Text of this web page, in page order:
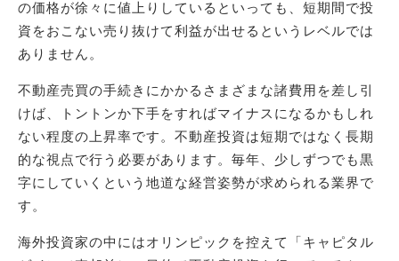
の価格が徐々に値上りしているといっても、短期間で投
資をおこない売り抜けて利益が出せるというレベルでは
ありません。
不動産売買の手続きにかかるさまざまな諸費用を差し引
けば、トントンか下手をすればマイナスになるかもしれ
ない程度の上昇率です。不動産投資は短期ではなく長期
的な視点で行う必要があります。毎年、少しずつでも黒
字にしていくという地道な経営姿勢が求められる業界で
す。
海外投資家の中にはオリンピックを控えて「キャピタル